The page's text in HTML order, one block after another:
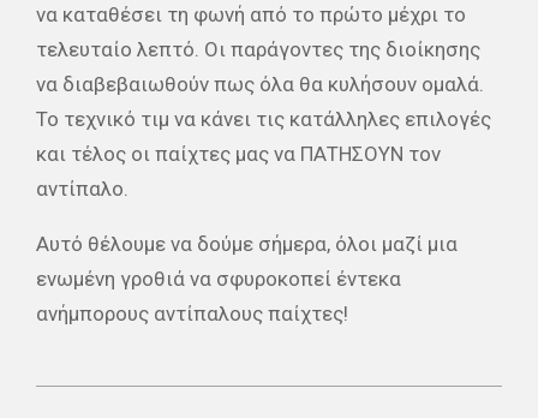
να καταθέσει τη φωνή από το πρώτο μέχρι το
τελευταίο λεπτό. Οι παράγοντες της διοίκησης
να διαβεβαιωθούν πως όλα θα κυλήσουν ομαλά.
Το τεχνικό τιμ να κάνει τις κατάλληλες επιλογές
και τέλος οι παίχτες μας να ΠΑΤΗΣΟΥΝ τον
αντίπαλο.
Αυτό θέλουμε να δούμε σήμερα, όλοι μαζί μια
ενωμένη γροθιά να σφυροκοπεί έντεκα
ανήμπορους αντίπαλους παίχτες!